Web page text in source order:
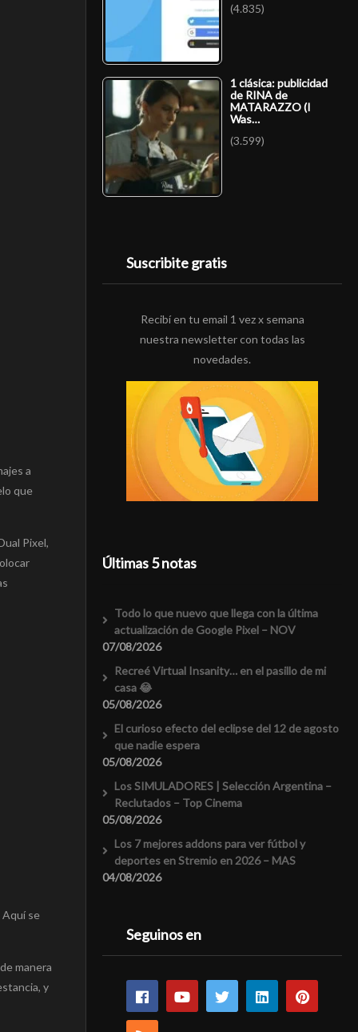
a
que
Pixel,
Aquí se
manera
y
(4.835)
1 clásica: publicidad
de RINA de
MATARAZZO (I
Was…
(3.599)
Suscribite gratis
Recibí en tu email 1 vez x semana
nuestra newsletter con todas las
novedades.
Últimas 5 notas
Todo lo que nuevo que llega con la última
actualización de Google Pixel – NOV
07/08/2026
Recreé Virtual Insanity… en el pasillo de mi
casa 😂
05/08/2026
El curioso efecto del eclipse del 12 de agosto
que nadie espera
05/08/2026
Los SIMULADORES | Selección Argentina –
Reclutados – Top Cinema
05/08/2026
Los 7 mejores addons para ver fútbol y
deportes en Stremio en 2026 – MAS
04/08/2026
Seguinos en